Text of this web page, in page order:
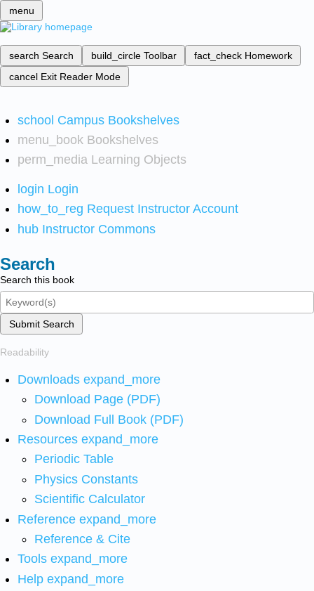
menu
search Search build_circle Toolbar fact_check Homework
cancel Exit Reader Mode
school Campus Bookshelves
menu_book Bookshelves
perm_media Learning Objects
login Login
how_to_reg Request Instructor Account
hub Instructor Commons
Search
Search this book
Submit Search
Readability
Downloads expand_more
Download Page (PDF)
Download Full Book (PDF)
Resources expand_more
Periodic Table
Physics Constants
Scientific Calculator
Reference expand_more
Reference & Cite
Tools expand_more
Help expand_more